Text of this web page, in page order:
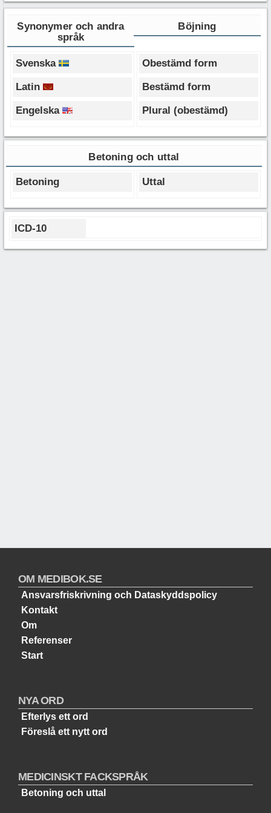
Synonymer och andra
språk
Böjning
Svenska
Latin
Engelska
Obestämd form
Bestämd form
Plural (obestämd)
Betoning och uttal
Betoning Uttal
ICD-10
OM MEDIBOK.SE
Ansvarsfriskrivning och Dataskyddspolicy
Kontakt
Om
Referenser
Start
NYA ORD
Efterlys ett ord
Föreslå ett nytt ord
MEDICINSKT FACKSPRÅK
Betoning och uttal